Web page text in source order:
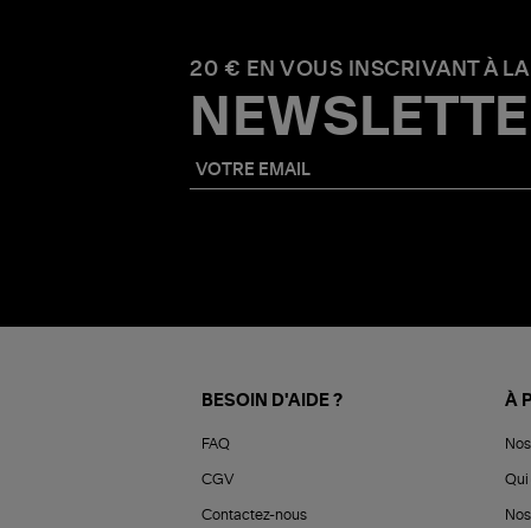
20 € EN VOUS INSCRIVANT À LA
BESOIN D'AIDE ?
FAQ
CGV
Contactez-nous
À
Qui